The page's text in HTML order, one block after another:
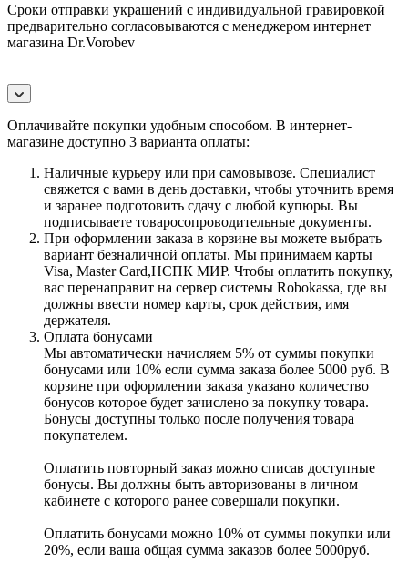
Сроки отправки украшений с индивидуальной гравировкой
предварительно согласовываются с менеджером интернет
магазина Dr.Vorobev
Оплачивайте покупки удобным способом. В интернет-
магазине доступно 3 варианта оплаты:
Наличные курьеру или при самовывозе. Специалист
свяжется с вами в день доставки, чтобы уточнить время
и заранее подготовить сдачу с любой купюры. Вы
подписываете товаросопроводительные документы.
При оформлении заказа в корзине вы можете выбрать
вариант безналичной оплаты. Мы принимаем карты
Visa, Master Card,НСПК МИР. Чтобы оплатить покупку,
вас перенаправит на сервер системы Robokassa, где вы
должны ввести номер карты, срок действия, имя
держателя.
Оплата бонусами
Мы автоматически начисляем 5% от суммы покупки
бонусами или 10% если сумма заказа более 5000 руб. В
корзине при оформлении заказа указано количество
бонусов которое будет зачислено за покупку товара.
Бонусы доступны только после получения товара
покупателем.
Оплатить повторный заказ можно списав доступные
бонусы. Вы должны быть авторизованы в личном
кабинете с которого ранее совершали покупки.
Оплатить бонусами можно 10% от суммы покупки или
20%, если ваша общая сумма заказов более 5000руб.